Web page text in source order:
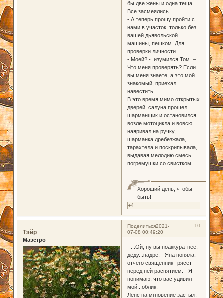
бы две жены и одна теща.
Все засмеялись.
- А теперь прошу пройти с
нами в участок, только без
вашей дьявольской
машины, пешком. Для
проверки личности.
- Моей? - изумился Том. –
Что меня проверять? Если
вы меня знаете, а это мой
знакомый, приехал
навестить.
В это время мимо открытых
дверей салуна прошел
шарманщик и остановился
возле мотоцикла и вовсю
наяривал на ручку,
шарманка дребезжала,
тарахтела и поскрипывала,
выдавая мелодию смесь
погремушки со свистком.
Хороший день, чтобы
быть!
+4
Поделиться 10
2021-
07-08 00:49:20
Тэйр
Маэстро
- ...Ой, ну вы поаккуратнее,
деду...падре, - Яна поняла,
отчего священник трясет
перед ней распятием. - Я
понимаю, что вас удивил
мой...облик.
Ленс на мгновение застыл,